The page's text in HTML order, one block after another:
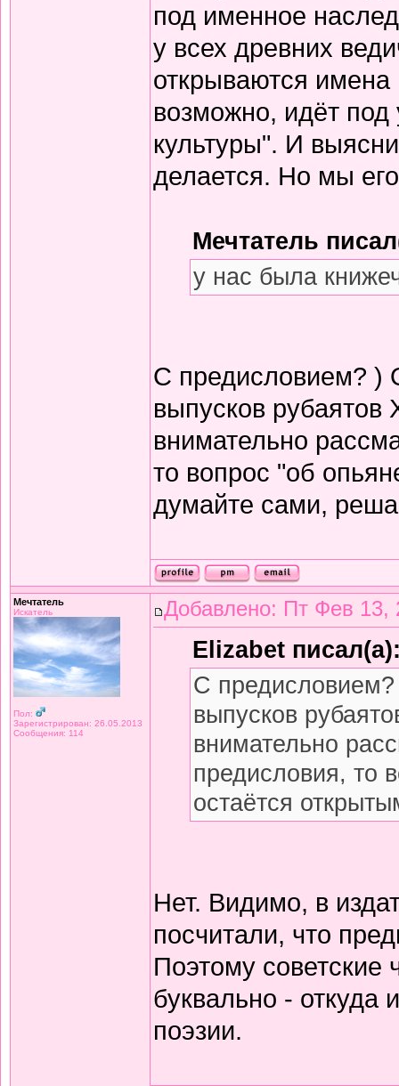
под именное
у всех древних
открываются имена
возможно, идёт под
культуры". И
делается. Но мы
Мечтатель
у нас была
С предисловием? )
выпусков рубаятов
внимательно
то вопрос "об
думайте сами,
Мечтатель
Искатель
Пол:
Зарегистрирован: 26.05.2013
Сообщения: 114
Добавлено: Пт Фев 13,
Elizabet
С
выпусков
внимательно
предисловия, то
остаётся
Нет. Видимо, в
посчитали, что
Поэтому советские
буквально -
поэзии.